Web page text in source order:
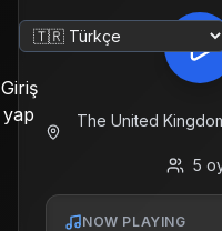
Dili değiştir
Giriş
yap
The United
5
NOW PLAYING